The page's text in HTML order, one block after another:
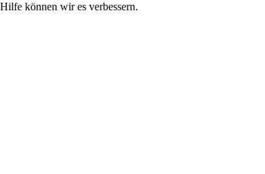
können wir es verbessern.